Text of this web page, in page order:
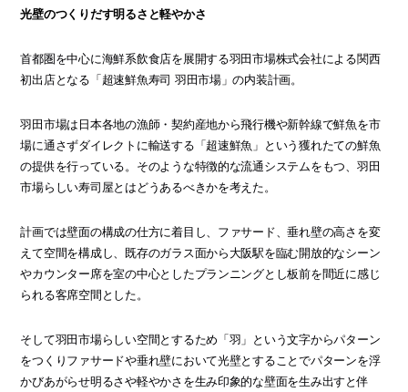
光壁のつくりだす明るさと軽やかさ
首都圏を中心に海鮮系飲食店を展開する羽田市場株式会社による関西
初出店となる「超速鮮魚寿司 羽田市場」の内装計画。
羽田市場は日本各地の漁師・契約産地から飛行機や新幹線で鮮魚を市
場に通さずダイレクトに輸送する「超速鮮魚」という獲れたての鮮魚
の提供を行っている。そのような特徴的な流通システムをもつ、羽田
市場らしい寿司屋とはどうあるべきかを考えた。
計画では壁面の構成の仕方に着目し、ファサード、垂れ壁の高さを変
えて空間を構成し、既存のガラス面から大阪駅を臨む開放的なシーン
やカウンター席を室の中心としたプランニングとし板前を間近に感じ
られる客席空間とした。
そして羽田市場らしい空間とするため「羽」という文字からパターン
をつくりファサードや垂れ壁において光壁とすることでパターンを浮
かびあがらせ明るさや軽やかさを生み印象的な壁面を生み出すと伴